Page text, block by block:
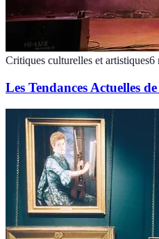
Critiques culturelles et artistiques6
Les Tendances Actuelles